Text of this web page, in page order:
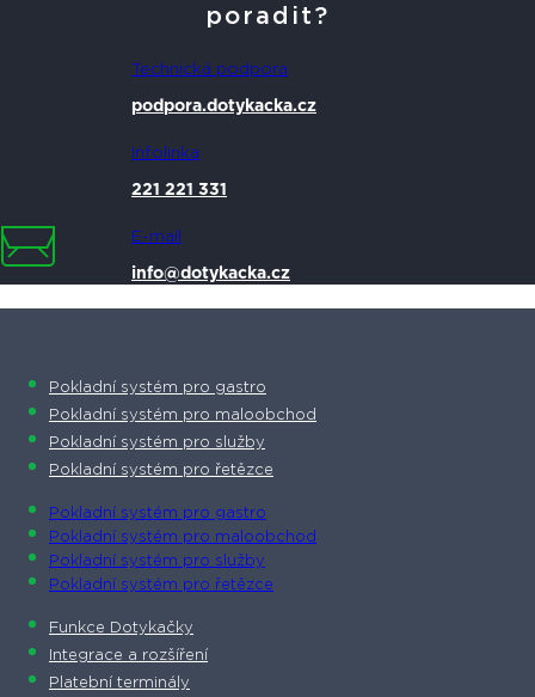
poradit?
Technická podpora
podpora.dotykacka.cz
Infolinka
221 221 331
E-mail
info@dotykacka.cz
Pokladní systém pro gastro
Pokladní systém pro maloobchod
Pokladní systém pro služby
Pokladní systém pro řetězce
Pokladní systém pro gastro
Pokladní systém pro maloobchod
Pokladní systém pro služby
Pokladní systém pro řetězce
Funkce Dotykačky
Integrace a rozšíření
Platební terminály